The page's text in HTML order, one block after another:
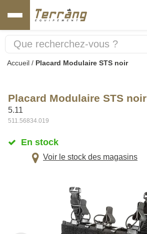
Accueil / Placard Modulaire STS noir
Placard Modulaire STS noir
5.11
511.56834.019
En stock
Voir le stock des magasins